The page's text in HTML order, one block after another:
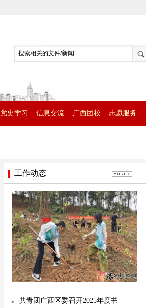
党史学习 信息交流 广西团校 志愿服务
工作动态
共青团广西区委召开2025年度书